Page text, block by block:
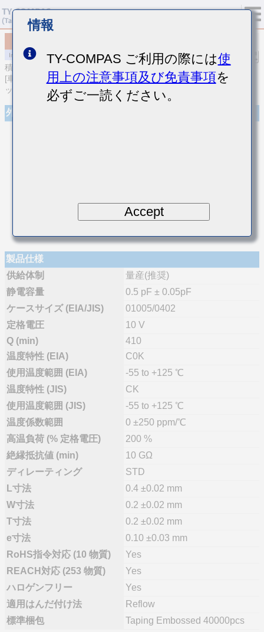
積層セラミックコンデンサ
[車載ボディ/インフォ＆高信頼用 (AEC-Q200 Qualified) 積層セラミ
ックコンデンサ (温度補償用)]
外観
製品仕様
供給体制
量産(推奨)
静電容量
0.5 pF ± 0.05pF
ケースサイズ (EIA/JIS)
01005/0402
定格電圧
10 V
Q (min)
410
温度特性 (EIA)
C0K
使用温度範囲 (EIA)
-55 to +125 ℃
温度特性 (JIS)
CK
使用温度範囲 (JIS)
-55 to +125 ℃
温度係数範囲
0 ±250 ppm/℃
高温負荷 (% 定格電圧)
200 %
絶縁抵抗値 (min)
10 GΩ
ディレーティング
STD
L寸法
0.4 ±0.02 mm
W寸法
0.2 ±0.02 mm
T寸法
0.2 ±0.02 mm
e寸法
0.10 ±0.03 mm
RoHS指令対応 (10 物質)
Yes
REACH対応 (253 物質)
Yes
ハロゲンフリー
Yes
適用はんだ付け法
Reflow
標準梱包
Taping Embossed 40000pcs
情報
TY-COMPAS ご利用の際には使
用上の注意事項及び免責事項を
必ずご一読ください。
Accept